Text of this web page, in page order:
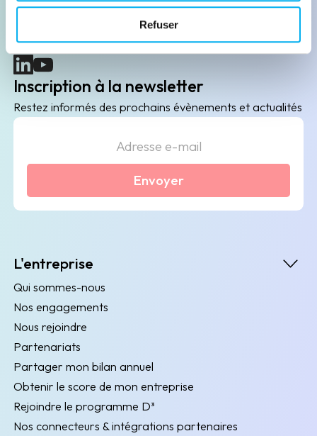
Refuser
B2B de data marketing, gestion des risques
client/fournisseur et conformité.
(nouvelle fenêtre)
(nouvelle fenêtre)
Inscription à la newsletter
Restez informés des prochains évènements et actualités
Envoyer
L'entreprise
Qui sommes-nous
Nos engagements
Nous rejoindre
Partenariats
Partager mon bilan annuel
Obtenir le score de mon entreprise
Rejoindre le programme D³
Nos connecteurs & intégrations partenaires